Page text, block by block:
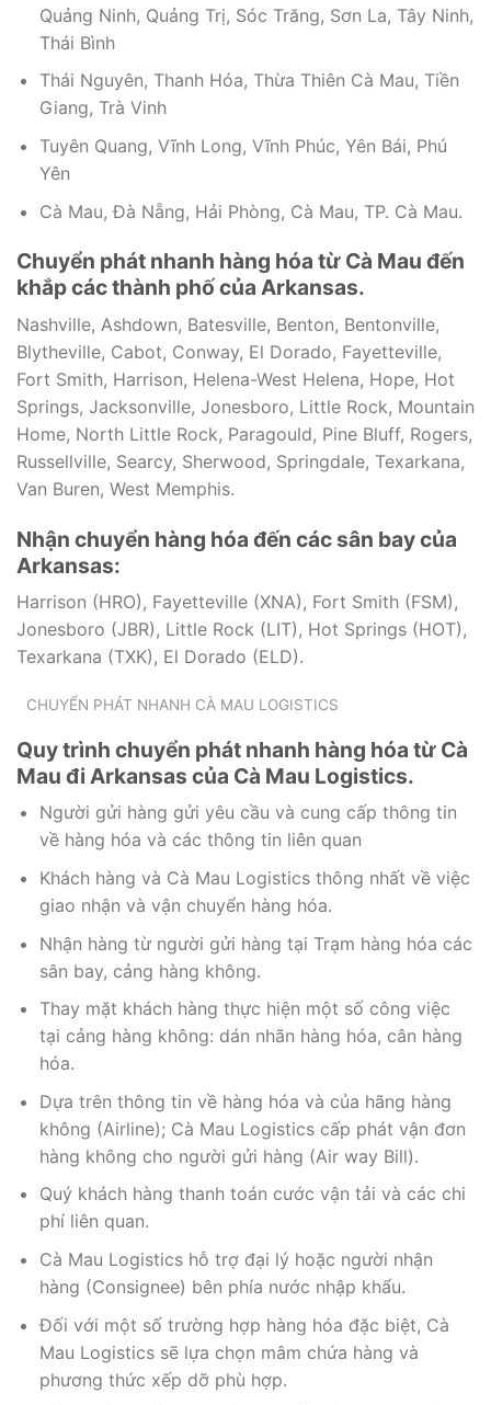
Quảng Ninh, Quảng Trị, Sóc Trăng, Sơn La, Tây Ninh,
Thái Bình
Thái Nguyên, Thanh Hóa, Thừa Thiên Cà Mau, Tiền
Giang, Trà Vinh
Tuyên Quang, Vĩnh Long, Vĩnh Phúc, Yên Bái, Phú
Yên
Cà Mau, Đà Nẵng, Hải Phòng, Cà Mau, TP. Cà Mau.
Chuyển phát nhanh hàng hóa từ Cà Mau đến
khắp các thành phố của Arkansas.
Nashville, ‎Ashdown, Batesville, Benton, Bentonville,
Blytheville, Cabot, Conway, El Dorado, Fayetteville,
Fort Smith, Harrison, Helena-West Helena, Hope, Hot
Springs, Jacksonville, Jonesboro, Little Rock, Mountain
Home, North Little Rock, Paragould, Pine Bluff, Rogers,
Russellville, Searcy, Sherwood, Springdale, Texarkana,
Van Buren, West Memphis.
Nhận chuyển hàng hóa đến các sân bay của
Arkansas:
Harrison (HRO), Fayetteville (XNA), Fort Smith (FSM),
Jonesboro (JBR), Little Rock (LIT), Hot Springs (HOT),
Texarkana (TXK), El Dorado (ELD).
CHUYỂN PHÁT NHANH CÀ MAU LOGISTICS
Quy trình chuyển phát nhanh hàng hóa từ Cà
Mau đi Arkansas của Cà Mau Logistics.
Người gửi hàng gửi yêu cầu và cung cấp thông tin
về hàng hóa và các thông tin liên quan
Khách hàng và Cà Mau Logistics thông nhất về việc
giao nhận và vận chuyển hàng hóa.
Nhận hàng từ người gửi hàng tại Trạm hàng hóa các
sân bay, cảng hàng không.
Thay mặt khách hàng thực hiện một số công việc
tại cảng hàng không: dán nhãn hàng hóa, cân hàng
hóa.
Dựa trên thông tin về hàng hóa và của hãng hàng
không (Airline); Cà Mau Logistics cấp phát vận đơn
hàng không cho người gửi hàng (Air way Bill).
Quý khách hàng thanh toán cước vận tải và các chi
phí liên quan.
Cà Mau Logistics hỗ trợ đại lý hoặc người nhận
hàng (Consignee) bên phía nước nhập khẩu.
Đối với một số trường hợp hàng hóa đặc biệt, Cà
Mau Logistics sẽ lựa chọn mâm chứa hàng và
phương thức xếp dỡ phù hợp.